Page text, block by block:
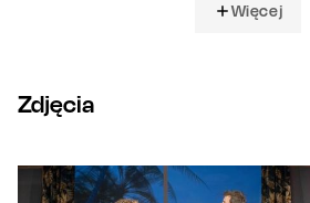
Więcej
Zdjęcia